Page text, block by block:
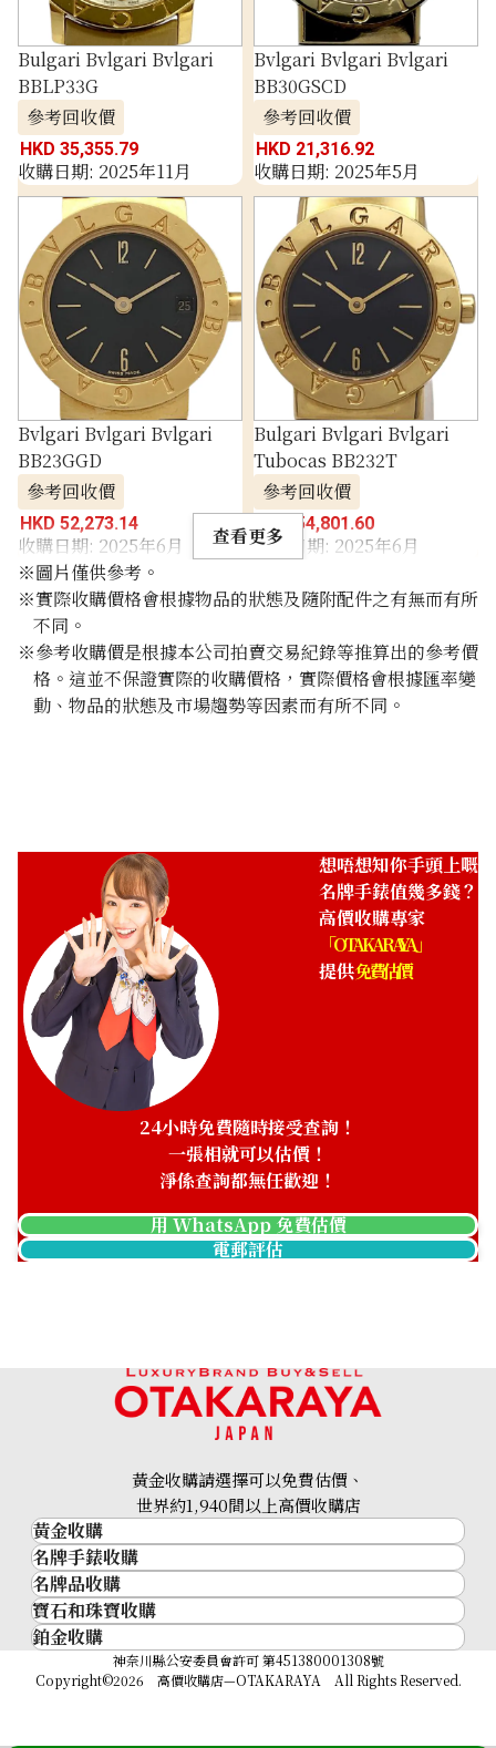
Bulgari Bvlgari Bvlgari
BBLP33G
參考回收價
HKD 35,355.79
收購日期: 2025年11月
Bvlgari Bvlgari Bvlgari
BB30GSCD
參考回收價
HKD 21,316.92
收購日期: 2025年5月
Bvlgari Bvlgari Bvlgari
BB23GGD
參考回收價
HKD 52,273.14
收購日期: 2025年6月
Bulgari Bvlgari Bvlgari
Tubocas BB232T
參考回收價
HKD 54,801.60
收購日期: 2025年6月
查看更多
※圖片僅供參考。
※實際收購價格會根據物品的狀態及隨附配件之有無而有所
不同。
※參考收購價是根據本公司拍賣交易紀錄等推算出的參考價
格。這並不保證實際的收購價格，實際價格會根據匯率變
動、物品的狀態及市場趨勢等因素而有所不同。
想唔想知你手頭上嘅
名牌手錶值幾多錢？
高價收購專家
「OTAKARAYA」
提供免費估價
24小時免費隨時接受查詢！
一張相就可以估價！
淨係查詢都無任歡迎！
用 WhatsApp 免費估價
電郵評估
黃金收購請選擇可以免費估價、
世界約1,940間以上高價收購店
黃金收購
黃金･金條
金條
金幣及銀幣
過去十年黃金價格
金飾
名牌手錶收購
名牌手錶收購
勞力士 (Rolex)
Patek Philippe
Audemars Piguet
名牌品收購
名牌品收購
HERMES
LOUIS VUITTON
CHANEL
寶石和珠寶收購
寶石和珠寶
祖母綠
鉑金收購
神奈川縣公安委員會許可 第451380001308號
Copyright©2026 高價收購店—OTAKARAYA All Rights Reserved.